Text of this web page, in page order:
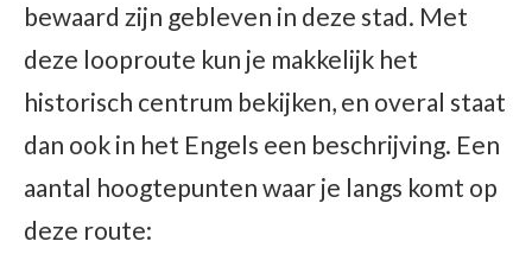
bewaard zijn gebleven in deze stad. Met
deze looproute kun je makkelijk het
historisch centrum bekijken, en overal staat
dan ook in het Engels een beschrijving. Een
aantal hoogtepunten waar je langs komt op
deze route: